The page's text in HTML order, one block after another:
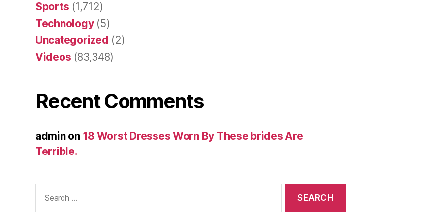
Sports (1,712)
Technology(5)
Uncategorized (2)
Videos (83,348)
Recent Comments
adminon 18 Worst Dresses Worn By These brides Are
Terrible.
for: